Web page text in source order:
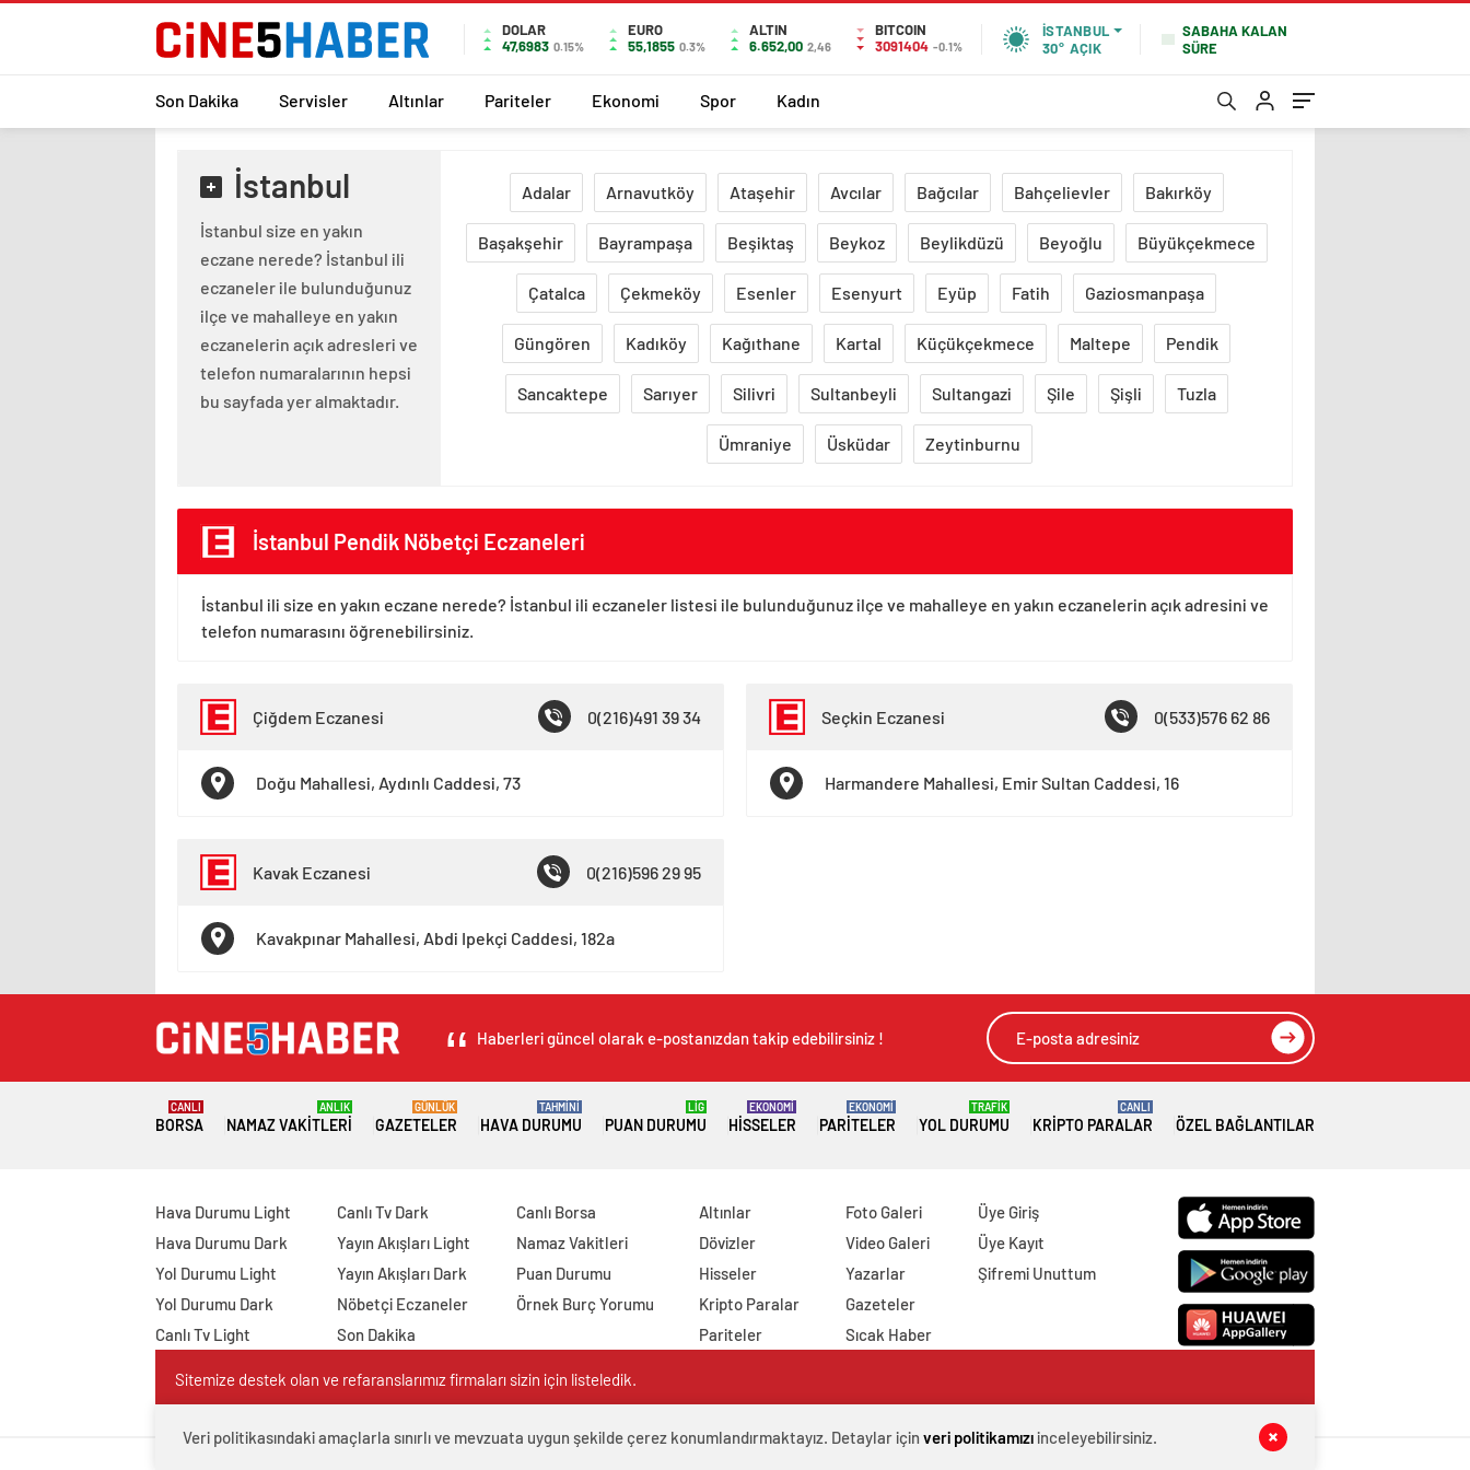
DOLAR
47,6983 0.15%
EURO
55,1855 0.3%
ALTIN
6.652,00 2,46
BITCOIN
3091404 -0.1%
İSTANBUL
30° AÇIK
SABAHA KALAN
SÜRE
Son Dakika Servisler Altınlar Pariteler Ekonomi Spor Kadın
İstanbul
İstanbul size en yakın
eczane nerede? İstanbul ili
eczaneler ile bulunduğunuz
ilçe ve mahalleye en yakın
eczanelerin açık adresleri ve
telefon numaralarının hepsi
bu sayfada yer almaktadır.
Adalar Arnavutköy Ataşehir Avcılar Bağcılar Bahçelievler Bakırköy
Başakşehir Bayrampaşa Beşiktaş Beykoz Beylikdüzü Beyoğlu Büyükçekmece
Çatalca Çekmeköy Esenler Esenyurt Eyüp Fatih Gaziosmanpaşa
Güngören Kadıköy Kağıthane Kartal Küçükçekmece Maltepe Pendik
Sancaktepe Sarıyer Silivri Sultanbeyli Sultangazi Şile Şişli Tuzla
Ümraniye Üsküdar Zeytinburnu
İstanbul Pendik Nöbetçi Eczaneleri
İstanbul ili size en yakın eczane nerede? İstanbul ili eczaneler listesi ile bulunduğunuz ilçe ve mahalleye en yakın eczanelerin açık adresini ve
telefon numarasını öğrenebilirsiniz.
Çiğdem Eczanesi 0(216)491 39 34
Doğu Mahallesi, Aydınlı Caddesi, 73
Seçkin Eczanesi 0(533)576 62 86
Harmandere Mahallesi, Emir Sultan Caddesi, 16
Kavak Eczanesi 0(216)596 29 95
Kavakpınar Mahallesi, Abdi Ipekçi Caddesi, 182a
Haberleri güncel olarak e-postanızdan takip edebilirsiniz !
BORSA
CANLI
NAMAZ VAKITLERI
ANLIK
GAZETELER
GÜNLÜK
HAVA DURUMU
TAHMİNİ
PUAN DURUMU
LİG
HISSELER
EKONOMİ
PARITELER
EKONOMİ
YOL DURUMU
TRAFİK
KRIPTO PARALAR
CANLI
ÖZEL BAĞLANTILAR
Hava Durumu Light
Hava Durumu Dark
Yol Durumu Light
Yol Durumu Dark
Canlı Tv Light
Canlı Tv Dark
Yayın Akışları Light
Yayın Akışları Dark
Nöbetçi Eczaneler
Son Dakika
Canlı Borsa
Namaz Vakitleri
Puan Durumu
Örnek Burç Yorumu
Altınlar
Dövizler
Hisseler
Kripto Paralar
Pariteler
Foto Galeri
Video Galeri
Yazarlar
Gazeteler
Sıcak Haber
Üye Giriş
Üye Kayıt
Şifremi Unuttum
Sitemize destek olan ve refaranslarımız firmaları sizin için listeledik.
Veri politikasındaki amaçlarla sınırlı ve mevzuata uygun şekilde çerez konumlandırmaktayız. Detaylar için veri politikamızıinceleyebilirsiniz.